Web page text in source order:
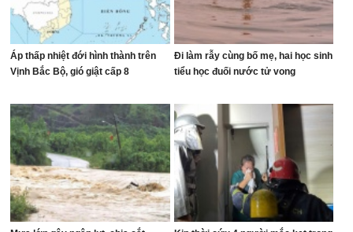
Áp thấp nhiệt đới hình thành trên
Vịnh Bắc Bộ, gió giật cấp 8
Đi làm rẫy cùng bố mẹ, hai học sinh
tiểu học đuối nước tử vong